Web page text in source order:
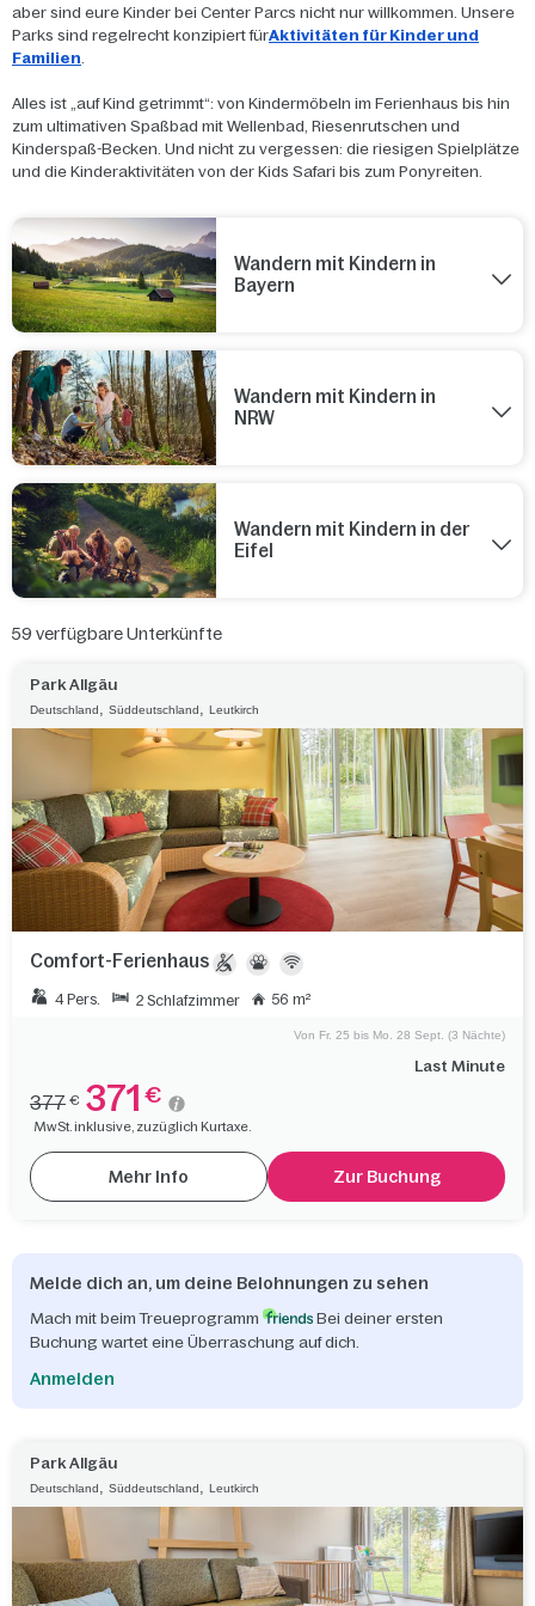
aber sind eure Kinder bei Center Parcs nicht nur willkommen. Unsere
Parks sind regelrecht konzipiert fürAktivitäten für Kinder und
Familien.
Alles ist „auf Kind getrimmt“: von Kindermöbeln im Ferienhaus bis hin
zum ultimativen Spaßbad mit Wellenbad, Riesenrutschen und
Kinderspaß-Becken. Und nicht zu vergessen: die riesigen Spielplätze
und die Kinderaktivitäten von der Kids Safari bis zum Ponyreiten.
Wandern mit Kindern in
Bayern
Wandern mit Kindern in
NRW
Wandern mit Kindern in der
Eifel
59 verfügbare Unterkünfte
Park Allgäu
Deutschland, Süddeutschland, Leutkirch
Comfort-Ferienhaus
4 Pers. 2 Schlafzimmer 56 m²
Last Minute
Von Fr. 25 bis Mo. 28 Sept. (3 Nächte)
377 € 371 €
MwSt. inklusive, zuzüglich Kurtaxe.
Mehr Info Zur Buchung
Melde dich an, um deine Belohnungen zu sehen
Mach mit beim Treueprogramm
Bei deiner ersten
Buchung wartet eine Überraschung auf dich.
Anmelden
Park Allgäu
Deutschland, Süddeutschland, Leutkirch